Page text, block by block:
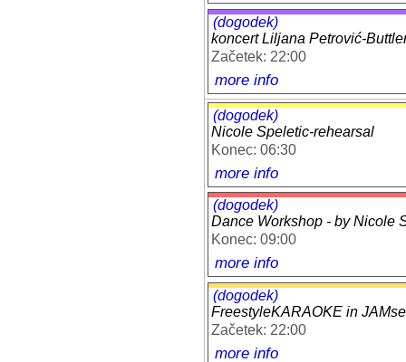
(dogodek)
koncert Liljana Petrović-
Začetek: 22:00
more info
(dogodek)
Nicole Speletic-rehearsal
Konec: 06:30
more info
(dogodek)
Dance Workshop - by Nicole
Konec: 09:00
more info
(dogodek)
FreestyleKARAOKE in
Začetek: 22:00
more info